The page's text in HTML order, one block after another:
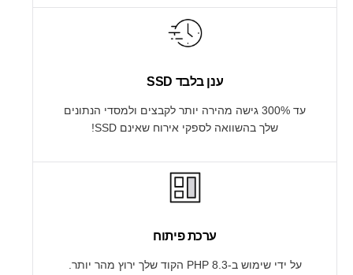
ענן בלבד SSD
עד 300% גישה מהירה יותר לקבצים ולמסדי הנתונים
שלך בהשוואה לספקי אירוח שאינם SSD!
ערכת פיתוח
על ידי שימוש ב-PHP 8.3 הקוד שלך ירוץ מהר יותר.